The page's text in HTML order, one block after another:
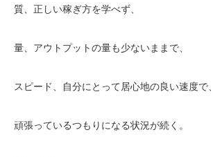
質、正しい稼ぎ方を学べず、
量、アウトプットの量も少ないままで、
スピード、自分にとって居心地の良い速度で、
頑張っているつもりになる状況が続く。